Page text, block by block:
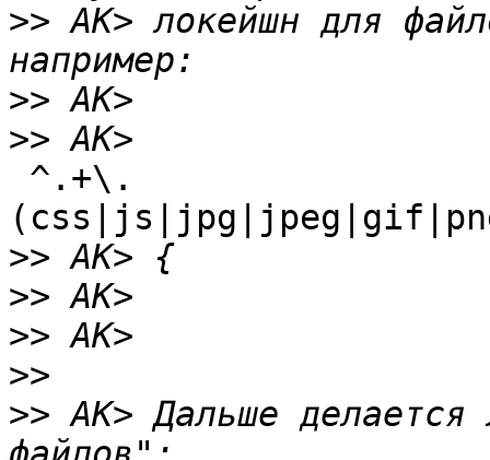
>> AK> локейшн для
>>
>>
>>
>>
>>
>>
>> AK> Дальше